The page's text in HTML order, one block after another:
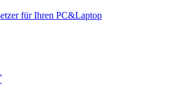
für Ihren PC&Laptop